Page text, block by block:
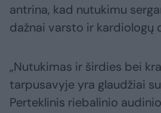
antrina, kad nutukimu
dažnai varsto ir kardiologų
„Nutukimas ir širdies bei
tarpusavyje yra glaudžiai
Perteklinis riebalinio